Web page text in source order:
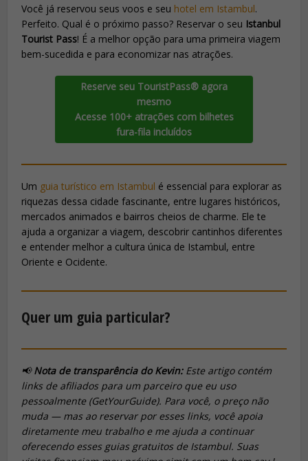
Você já reservou seus voos e seu hotel em Istambul.
Perfeito. Qual é o próximo passo? Reservar o seu Istanbul
Tourist Pass! É a melhor opção para uma primeira viagem
bem-sucedida e para economizar nas atrações.
Reserve seu TouristPass® agora
mesmo
Acesse 100+ atrações com bilhetes
fura-fila incluídos
Um guia turístico em Istambul é essencial para explorar as
riquezas dessa cidade fascinante, entre lugares históricos,
mercados animados e bairros cheios de charme. Ele te
ajuda a organizar a viagem, descobrir cantinhos diferentes
e entender melhor a cultura única de Istambul, entre
Oriente e Ocidente.
Quer um guia particular?
📢Nota de transparência do Kevin:Este artigo contém
links de afiliados para um parceiro que eu uso
pessoalmente (GetYourGuide). Para você, o preço não
muda — mas ao reservar por esses links, você apoia
diretamente meu trabalho e me ajuda a continuar
oferecendo esses guias gratuitos de Istambul. Suas